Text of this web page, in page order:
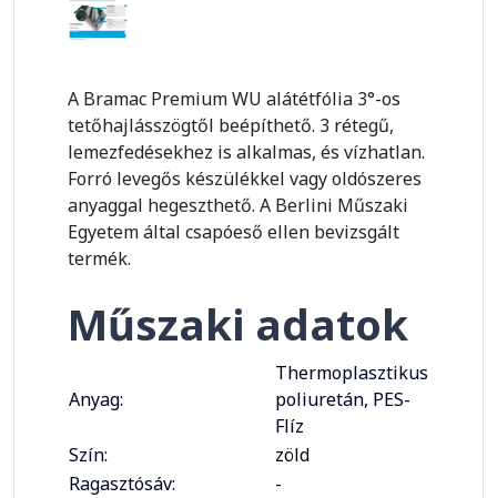
A Bramac Premium WU alátétfólia 3°-os
tetőhajlásszögtől beépíthető. 3 rétegű,
lemezfedésekhez is alkalmas, és vízhatlan.
Forró levegős készülékkel vagy oldószeres
anyaggal hegeszthető. A Berlini Műszaki
Egyetem által csapóeső ellen bevizsgált
termék.
Műszaki adatok
Anyag:
Thermoplasztikus
poliuretán, PES-
Flíz
Szín:
zöld
Ragasztósáv:
-